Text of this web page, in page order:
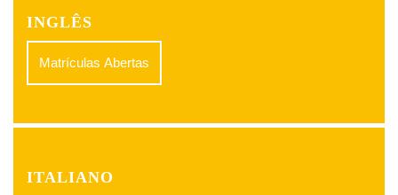
INGLÊS
Matrículas Abertas
ITALIANO